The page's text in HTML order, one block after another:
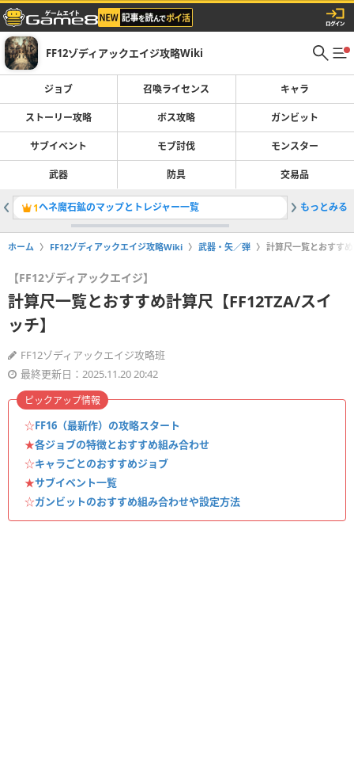
FF12ゾディアックエイジ攻略Wiki
ジョブ 召喚ライセンス キャラ
ストーリー攻略 ボス攻略 ガンビット
サブイベント モブ討伐 モンスター
武器 防具 交易品
1ヘネ魔石鉱のマップとトレジャー一覧 2おたか
もっとみる
ホーム FF12ゾディアックエイジ攻略Wiki 武器・矢／弾 計算尺一覧とおすす
【FF12ゾディアックエイジ】
計算尺一覧とおすすめ計算尺【FF12TZA/スイ
ッチ】
FF12ゾディアックエイジ攻略班
最終更新日：2025.11.20 20:42
☆FF16（最新作）の攻略スタート
★各ジョブの特徴とおすすめ組み合わせ
☆キャラごとのおすすめジョブ
★サブイベント一覧
☆ガンビットのおすすめ組み合わせや設定方法
ピックアップ情報